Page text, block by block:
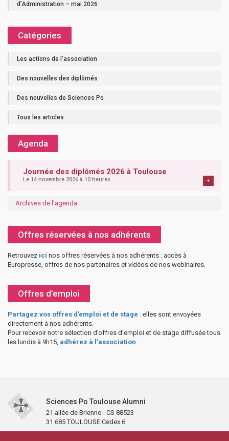
d’Administration – mai 2026
Catégories
Les actions de l'association
Des nouvelles des diplômés
Des nouvelles de Sciences Po
Tous les articles
Agenda
Journée des diplômés 2026 à Toulouse
Le 14 novembre 2026 à 10 heures +
Archives de l'agenda.
Offres réservées à nos adhérents
Retrouvez ici nos offres réservées à nos adhérents : accès à
Europresse, offres de nos partenaires et vidéos de nos webinaires.
Offres d’emploi
Partagez vos offres d’emploi et de stage : elles sont envoyées
directement à nos adhérents.
Pour recevoir notre sélection d’offres d’emploi et de stage diffusée tous
les lundis à 9h15, adhérez à l’association.
Sciences Po Toulouse Alumni
21 allée de Brienne - CS 88523
31 685 TOULOUSE Cedex 6